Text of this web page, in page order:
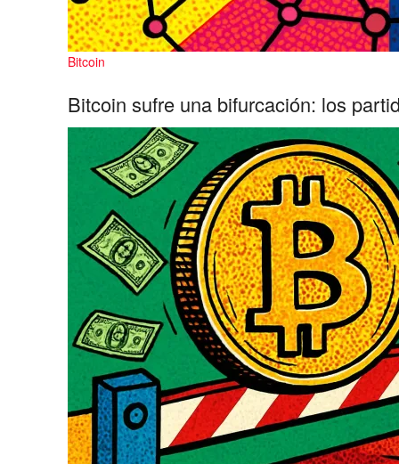
Bitcoin
Bitcoin sufre una bifurcación: los